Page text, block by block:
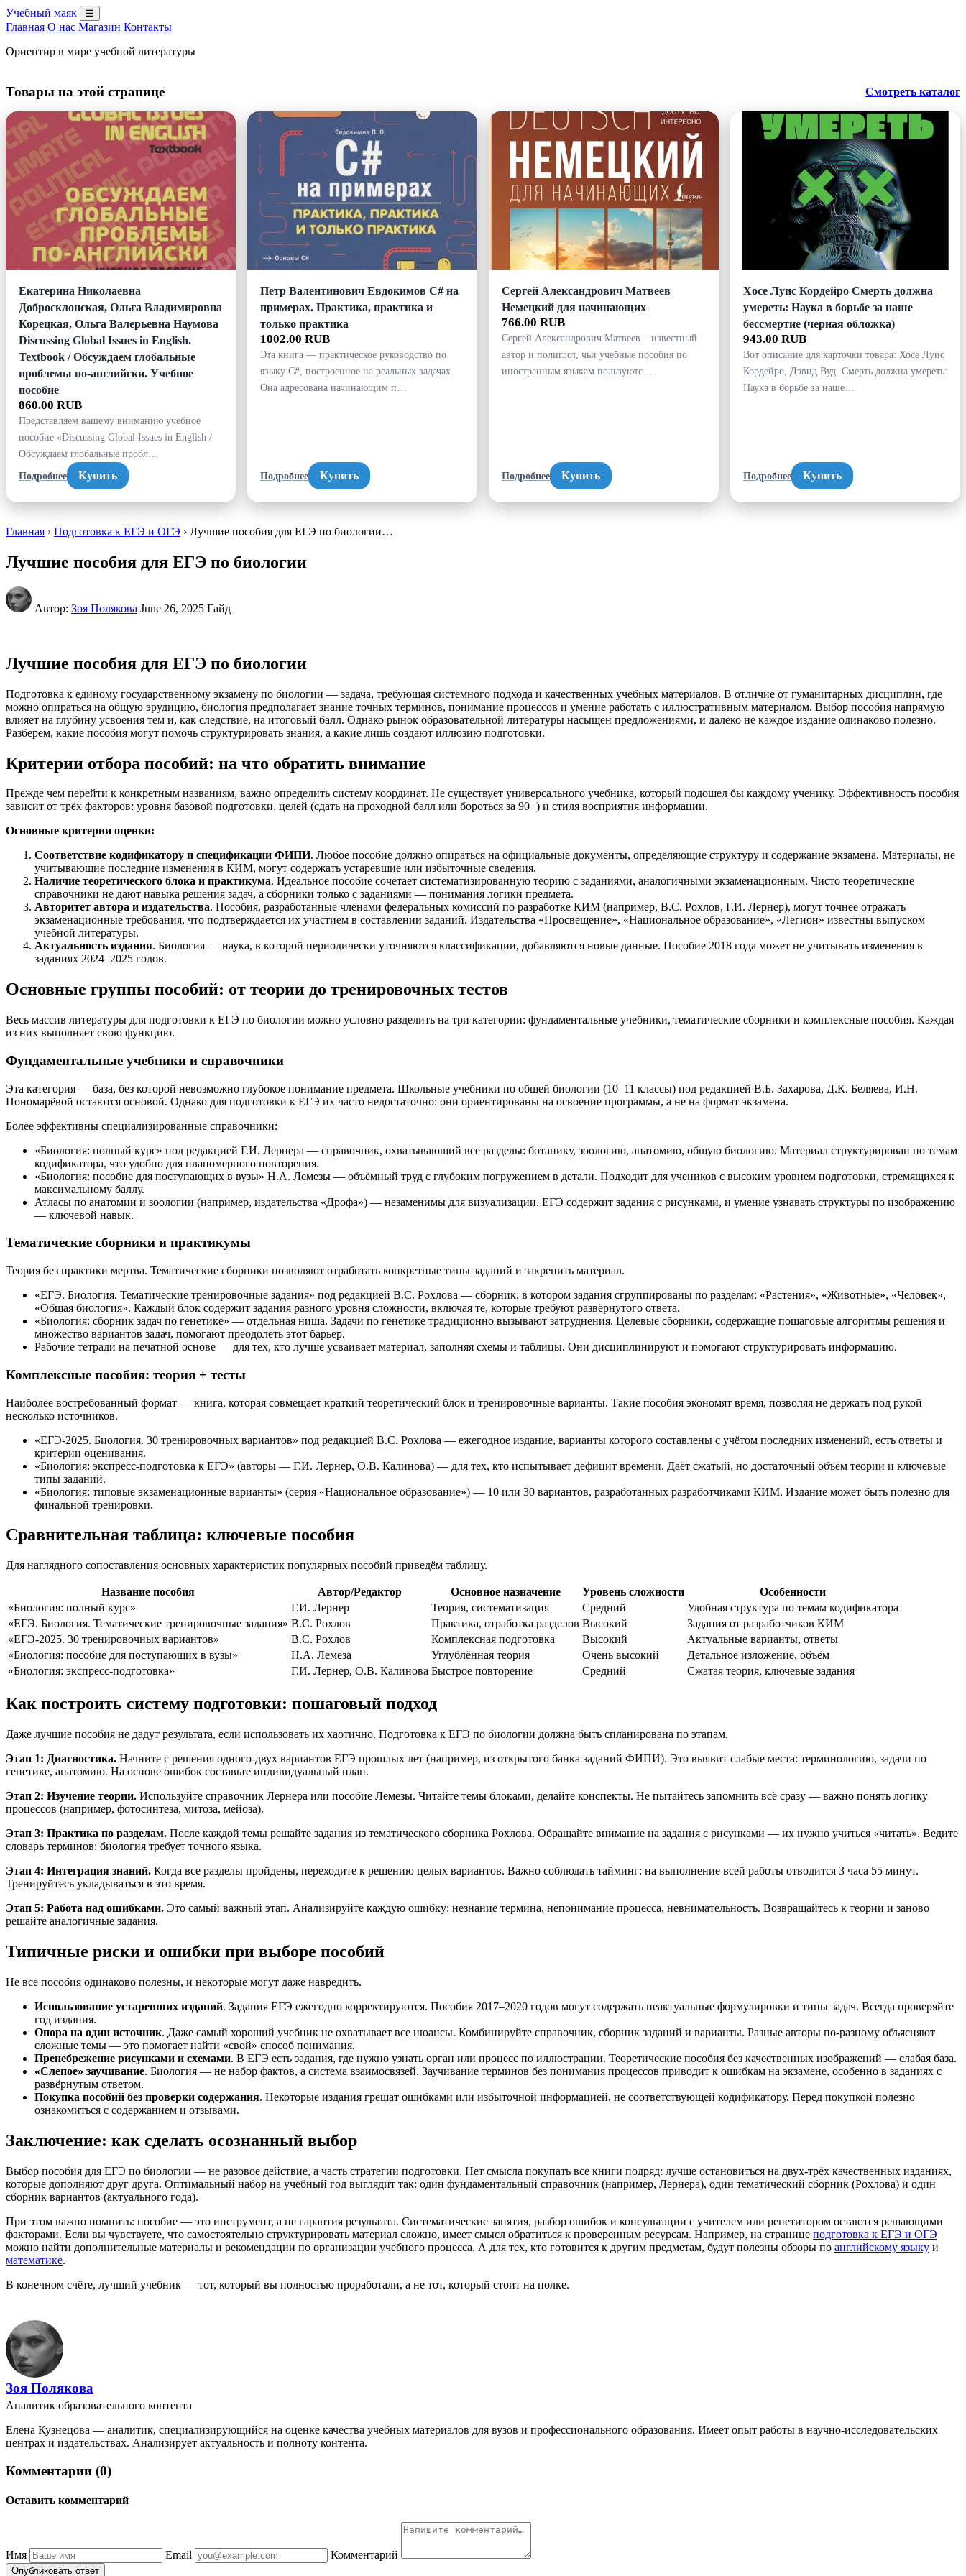
Учебный маяк ☰
Главная О нас Магазин Контакты
Ориентир в мире учебной литературы
Товары на этой странице Смотреть каталог
Екатерина Николаевна
Добросклонская, Ольга Владимировна
Корецкая, Ольга Валерьевна Наумова
Discussing Global Issues in English.
Textbook / Обсуждаем глобальные
проблемы по-английски. Учебное
пособие
860.00 RUB
Представляем вашему вниманию учебное
пособие «Discussing Global Issues in English /
Обсуждаем глобальные пробл…
Подробнее
Купить
Петр Валентинович Евдокимов C# на
примерах. Практика, практика и
только практика
1002.00 RUB
Эта книга — практическое руководство по
языку C#, построенное на реальных задачах.
Она адресована начинающим п…
Подробнее Купить
Сергей Александрович Матвеев
Немецкий для начинающих
766.00 RUB
Сергей Александрович Матвеев – известный
автор и полиглот, чьи учебные пособия по
иностранным языкам пользуютс…
Подробнее Купить
Хосе Луис Кордейро Смерть должна
умереть: Наука в борьбе за наше
бессмертие (черная обложка)
943.00 RUB
Вот описание для карточки товара: Хосе Луис
Кордейро, Дэвид Вуд. Смерть должна умереть:
Наука в борьбе за наше…
Подробнее Купить
Главная › Подготовка к ЕГЭ и ОГЭ › Лучшие пособия для ЕГЭ по биологии…
Лучшие пособия для ЕГЭ по биологии
Автор: Зоя Полякова June 26, 2025 Гайд
Лучшие пособия для ЕГЭ по биологии
Подготовка к единому государственному экзамену по биологии — задача, требующая системного подхода и качественных учебных материалов. В отличие от гуманитарных дисциплин, где
можно опираться на общую эрудицию, биология предполагает знание точных терминов, понимание процессов и умение работать с иллюстративным материалом. Выбор пособия напрямую
влияет на глубину усвоения тем и, как следствие, на итоговый балл. Однако рынок образовательной литературы насыщен предложениями, и далеко не каждое издание одинаково полезно.
Разберем, какие пособия могут помочь структурировать знания, а какие лишь создают иллюзию подготовки.
Критерии отбора пособий: на что обратить внимание
Прежде чем перейти к конкретным названиям, важно определить систему координат. Не существует универсального учебника, который подошел бы каждому ученику. Эффективность пособия
зависит от трёх факторов: уровня базовой подготовки, целей (сдать на проходной балл или бороться за 90+) и стиля восприятия информации.
Основные критерии оценки:
Соответствие кодификатору и спецификации ФИПИ. Любое пособие должно опираться на официальные документы, определяющие структуру и содержание экзамена. Материалы, не
учитывающие последние изменения в КИМ, могут содержать устаревшие или избыточные сведения.
Наличие теоретического блока и практикума. Идеальное пособие сочетает систематизированную теорию с заданиями, аналогичными экзаменационным. Чисто теоретические
справочники не дают навыка решения задач, а сборники только с заданиями — понимания логики предмета.
Авторитет автора и издательства. Пособия, разработанные членами федеральных комиссий по разработке КИМ (например, В.С. Рохлов, Г.И. Лернер), могут точнее отражать
экзаменационные требования, что подтверждается их участием в составлении заданий. Издательства «Просвещение», «Национальное образование», «Легион» известны выпуском
учебной литературы.
Актуальность издания. Биология — наука, в которой периодически уточняются классификации, добавляются новые данные. Пособие 2018 года может не учитывать изменения в
заданиях 2024–2025 годов.
Основные группы пособий: от теории до тренировочных тестов
Весь массив литературы для подготовки к ЕГЭ по биологии можно условно разделить на три категории: фундаментальные учебники, тематические сборники и комплексные пособия. Каждая
из них выполняет свою функцию.
Фундаментальные учебники и справочники
Эта категория — база, без которой невозможно глубокое понимание предмета. Школьные учебники по общей биологии (10–11 классы) под редакцией В.Б. Захарова, Д.К. Беляева, И.Н.
Пономарёвой остаются основой. Однако для подготовки к ЕГЭ их часто недостаточно: они ориентированы на освоение программы, а не на формат экзамена.
Более эффективны специализированные справочники:
«Биология: полный курс» под редакцией Г.И. Лернера — справочник, охватывающий все разделы: ботанику, зоологию, анатомию, общую биологию. Материал структурирован по темам
кодификатора, что удобно для планомерного повторения.
«Биология: пособие для поступающих в вузы» Н.А. Лемезы — объёмный труд с глубоким погружением в детали. Подходит для учеников с высоким уровнем подготовки, стремящихся к
максимальному баллу.
Атласы по анатомии и зоологии (например, издательства «Дрофа») — незаменимы для визуализации. ЕГЭ содержит задания с рисунками, и умение узнавать структуры по изображению
— ключевой навык.
Тематические сборники и практикумы
Теория без практики мертва. Тематические сборники позволяют отработать конкретные типы заданий и закрепить материал.
«ЕГЭ. Биология. Тематические тренировочные задания» под редакцией В.С. Рохлова — сборник, в котором задания сгруппированы по разделам: «Растения», «Животные», «Человек»,
«Общая биология». Каждый блок содержит задания разного уровня сложности, включая те, которые требуют развёрнутого ответа.
«Биология: сборник задач по генетике» — отдельная ниша. Задачи по генетике традиционно вызывают затруднения. Целевые сборники, содержащие пошаговые алгоритмы решения и
множество вариантов задач, помогают преодолеть этот барьер.
Рабочие тетради на печатной основе — для тех, кто лучше усваивает материал, заполняя схемы и таблицы. Они дисциплинируют и помогают структурировать информацию.
Комплексные пособия: теория + тесты
Наиболее востребованный формат — книга, которая совмещает краткий теоретический блок и тренировочные варианты. Такие пособия экономят время, позволяя не держать под рукой
несколько источников.
«ЕГЭ-2025. Биология. 30 тренировочных вариантов» под редакцией В.С. Рохлова — ежегодное издание, варианты которого составлены с учётом последних изменений, есть ответы и
критерии оценивания.
«Биология: экспресс-подготовка к ЕГЭ» (авторы — Г.И. Лернер, О.В. Калинова) — для тех, кто испытывает дефицит времени. Даёт сжатый, но достаточный объём теории и ключевые
типы заданий.
«Биология: типовые экзаменационные варианты» (серия «Национальное образование») — 10 или 30 вариантов, разработанных разработчиками КИМ. Издание может быть полезно для
финальной тренировки.
Сравнительная таблица: ключевые пособия
Для наглядного сопоставления основных характеристик популярных пособий приведём таблицу.
Название пособия Автор/Редактор Основное назначение Уровень сложности
Особенности
«Биология: полный курс»
Г.И. Лернер Теория, систематизация Средний
Удобная структура по темам кодификатора
«ЕГЭ. Биология. Тематические тренировочные задания» В.С. Рохлов Практика, отработка разделов Высокий
Задания от разработчиков КИМ
«ЕГЭ-2025. 30 тренировочных вариантов»
В.С. Рохлов Комплексная подготовка Высокий
Актуальные варианты, ответы
«Биология: пособие для поступающих в вузы»
Н.А. Лемеза Углублённая теория Очень высокий
Детальное изложение, объём
«Биология: экспресс-подготовка»
Г.И. Лернер, О.В. Калинова Быстрое повторение Средний Сжатая теория, ключевые задания
Как построить систему подготовки: пошаговый подход
Даже лучшие пособия не дадут результата, если использовать их хаотично. Подготовка к ЕГЭ по биологии должна быть спланирована по этапам.
Этап 1: Диагностика. Начните с решения одного-двух вариантов ЕГЭ прошлых лет (например, из открытого банка заданий ФИПИ). Это выявит слабые места: терминологию, задачи по
генетике, анатомию. На основе ошибок составьте индивидуальный план.
Этап 2: Изучение теории. Используйте справочник Лернера или пособие Лемезы. Читайте темы блоками, делайте конспекты. Не пытайтесь запомнить всё сразу — важно понять логику
процессов (например, фотосинтеза, митоза, мейоза).
Этап 3: Практика по разделам. После каждой темы решайте задания из тематического сборника Рохлова. Обращайте внимание на задания с рисунками — их нужно учиться «читать». Ведите
словарь терминов: биология требует точного языка.
Этап 4: Интеграция знаний. Когда все разделы пройдены, переходите к решению целых вариантов. Важно соблюдать тайминг: на выполнение всей работы отводится 3 часа 55 минут.
Тренируйтесь укладываться в это время.
Этап 5: Работа над ошибками. Это самый важный этап. Анализируйте каждую ошибку: незнание термина, непонимание процесса, невнимательность. Возвращайтесь к теории и заново
решайте аналогичные задания.
Типичные риски и ошибки при выборе пособий
Не все пособия одинаково полезны, и некоторые могут даже навредить.
Использование устаревших изданий. Задания ЕГЭ ежегодно корректируются. Пособия 2017–2020 годов могут содержать неактуальные формулировки и типы задач. Всегда проверяйте
год издания.
Опора на один источник. Даже самый хороший учебник не охватывает все нюансы. Комбинируйте справочник, сборник заданий и варианты. Разные авторы по-разному объясняют
сложные темы — это помогает найти «свой» способ понимания.
Пренебрежение рисунками и схемами. В ЕГЭ есть задания, где нужно узнать орган или процесс по иллюстрации. Теоретические пособия без качественных изображений — слабая база.
«Слепое» заучивание. Биология — не набор фактов, а система взаимосвязей. Заучивание терминов без понимания процессов приводит к ошибкам на экзамене, особенно в заданиях с
развёрнутым ответом.
Покупка пособий без проверки содержания. Некоторые издания грешат ошибками или избыточной информацией, не соответствующей кодификатору. Перед покупкой полезно
ознакомиться с содержанием и отзывами.
Заключение: как сделать осознанный выбор
Выбор пособия для ЕГЭ по биологии — не разовое действие, а часть стратегии подготовки. Нет смысла покупать все книги подряд: лучше остановиться на двух-трёх качественных изданиях,
которые дополняют друг друга. Оптимальный набор на учебный год выглядит так: один фундаментальный справочник (например, Лернера), один тематический сборник (Рохлова) и один
сборник вариантов (актуального года).
При этом важно помнить: пособие — это инструмент, а не гарантия результата. Систематические занятия, разбор ошибок и консультации с учителем или репетитором остаются решающими
факторами. Если вы чувствуете, что самостоятельно структурировать материал сложно, имеет смысл обратиться к проверенным ресурсам. Например, на странице подготовка к ЕГЭ и ОГЭ
можно найти дополнительные материалы и рекомендации по организации учебного процесса. А для тех, кто готовится к другим предметам, будут полезны обзоры по английскому языку и
математике.
В конечном счёте, лучший учебник — тот, который вы полностью проработали, а не тот, который стоит на полке.
Зоя Полякова
Аналитик образовательного контента
Елена Кузнецова — аналитик, специализирующийся на оценке качества учебных материалов для вузов и профессионального образования. Имеет опыт работы в научно-исследовательских
центрах и издательствах. Анализирует актуальность и полноту контента.
Комментарии (0)
Оставить комментарий
Имя Email Комментарий
Опубликовать ответ